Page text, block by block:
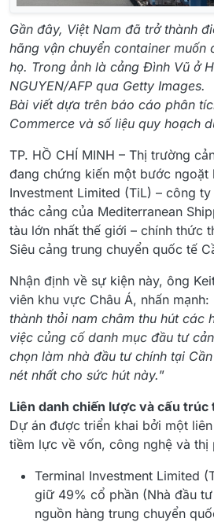
Gần đây, Việt Nam đã trở thành
hãng vận chuyển container
họ. Trong ảnh là cảng Đình Vũ ở
NGUYEN/AFP qua Getty Images.
Bài viết dựa trên báo cáo phân
Commerce và số liệu quy hoạch
TP. HỒ CHÍ MINH – Thị trường
đang chứng kiến một bước ngoặt
Investment Limited (TiL) – công
thác cảng của Mediterranean
tàu lớn nhất thế giới – chính thức
Siêu cảng trung chuyển quốc tế
Nhận định về sự kiện này, ông
viên khu vực Châu Á, nhấn mạnh:
thành thỏi nam châm thu hút các
việc củng cố danh mục đầu tư
chọn làm nhà đầu tư chính tại
nét nhất cho sức hút này.”
Liên danh chiến lược và cấu trúc
Dự án được triển khai bởi một
tiềm lực về vốn, công nghệ và thị
Terminal Investment Limited
giữ 49% cổ phần (Nhà đầu
nguồn hàng trung chuyển